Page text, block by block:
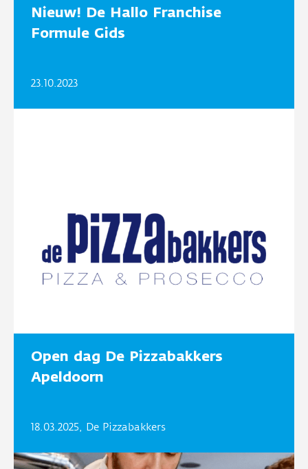
Nieuw! De Hallo Franchise
Formule Gids
23.10.2023
Open dag De Pizzabakkers
Apeldoorn
18.03.2025, De Pizzabakkers